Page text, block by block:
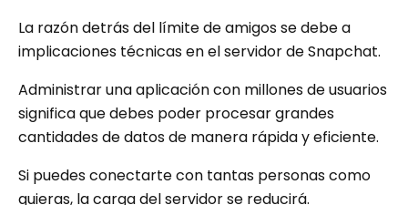
La razón detrás del límite de amigos se debe a
implicaciones técnicas en el servidor de Snapchat.
Administrar una aplicación con millones de usuarios
significa que debes poder procesar grandes
cantidades de datos de manera rápida y eficiente.
Si puedes conectarte con tantas personas como
quieras, la carga del servidor se reducirá.